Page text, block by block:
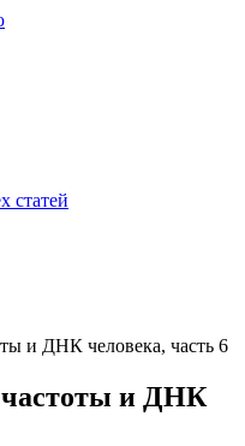
и ДНК человека, часть 6
и ДНК